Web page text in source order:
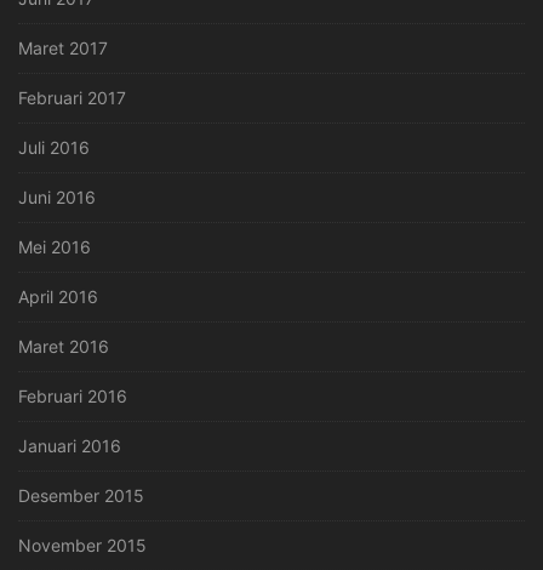
Maret 2017
Februari 2017
Juli 2016
Juni 2016
Mei 2016
April 2016
Maret 2016
Februari 2016
Januari 2016
Desember 2015
November 2015